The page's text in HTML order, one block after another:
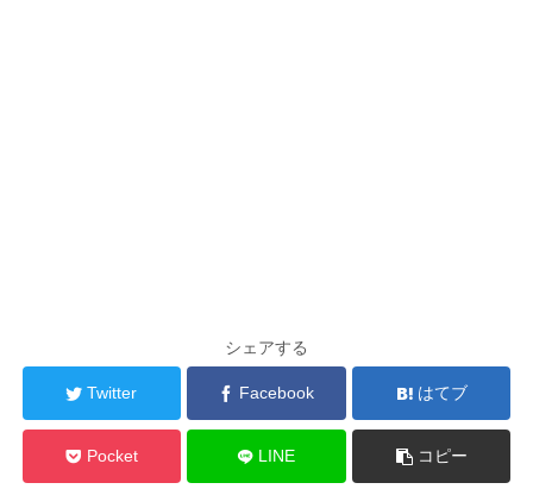
シェアする
Twitter Facebook はてブ
Pocket LINE コピー